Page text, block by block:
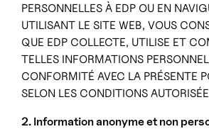
PERSONNELLES À EDP OU EN
UTILISANT LE SITE WEB, VOUS
QUE EDP COLLECTE, UTILISE ET
TELLES INFORMATIONS
CONFORMITÉ AVEC LA PRÉSENTE
SELON LES CONDITIONS
2. Information anonyme et non